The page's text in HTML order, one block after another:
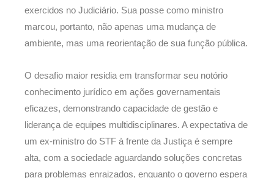
exercidos no Judiciário. Sua posse como ministro
marcou, portanto, não apenas uma mudança de
ambiente, mas uma reorientação de sua função pública.
O desafio maior residia em transformar seu notório
conhecimento jurídico em ações governamentais
eficazes, demonstrando capacidade de gestão e
liderança de equipes multidisciplinares. A expectativa de
um ex-ministro do STF à frente da Justiça é sempre
alta, com a sociedade aguardando soluções concretas
para problemas enraizados, enquanto o governo espera